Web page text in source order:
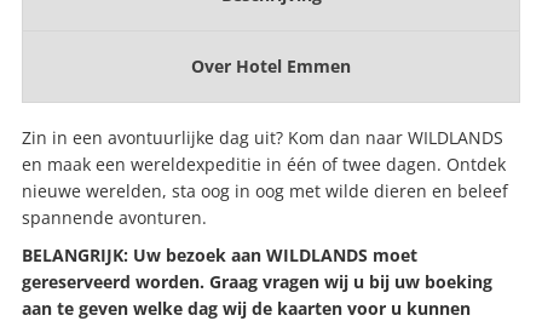
Over Hotel Emmen
Zin in een avontuurlijke dag uit? Kom dan naar WILDLANDS
en maak een wereldexpeditie in één of twee dagen. Ontdek
nieuwe werelden, sta oog in oog met wilde dieren en beleef
spannende avonturen.
BELANGRIJK: Uw bezoek aan WILDLANDS moet
gereserveerd worden. Graag vragen wij u bij uw boeking
aan te geven welke dag wij de kaarten voor u kunnen